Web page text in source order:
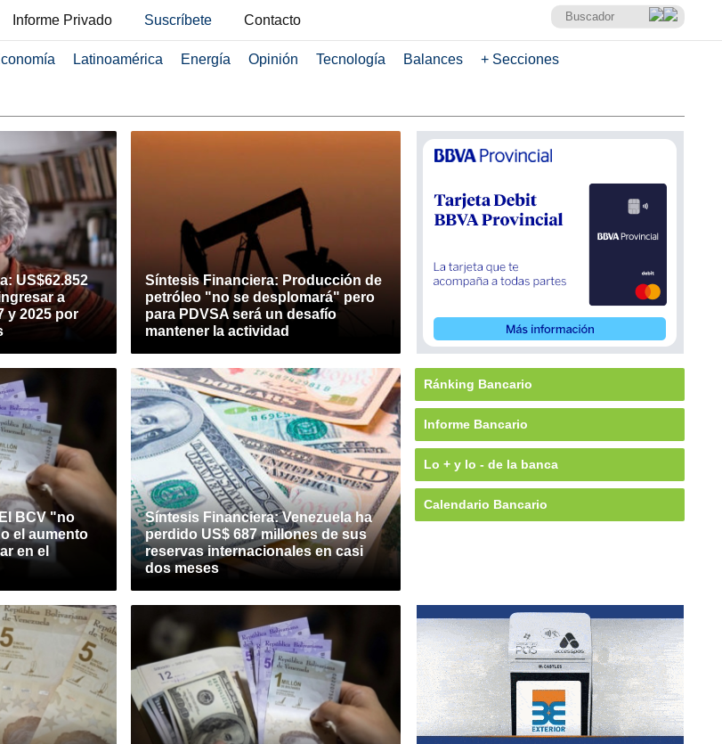
Informe Privado Suscríbete Contacto
Latinoamérica Energía Opinión Tecnología Balances + Secciones
US$62.852
a
y 2025 por
Síntesis Financiera: Producción de
petróleo "no se desplomará" pero
para PDVSA será un desafío
mantener la actividad
BCV "no
el aumento
en el
Síntesis Financiera: Venezuela ha
perdido US$ 687 millones de sus
reservas internacionales en casi
dos meses
Ránking Bancario
Informe Bancario
Lo + y lo - de la banca
Calendario Bancario